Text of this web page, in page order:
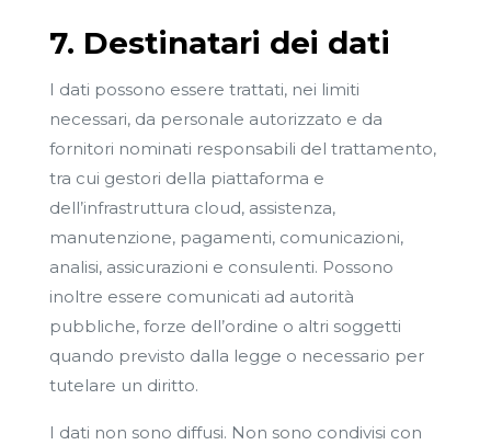
7. Destinatari dei dati
I dati possono essere trattati, nei limiti
necessari, da personale autorizzato e da
fornitori nominati responsabili del trattamento,
tra cui gestori della piattaforma e
dell’infrastruttura cloud, assistenza,
manutenzione, pagamenti, comunicazioni,
analisi, assicurazioni e consulenti. Possono
inoltre essere comunicati ad autorità
pubbliche, forze dell’ordine o altri soggetti
quando previsto dalla legge o necessario per
tutelare un diritto.
I dati non sono diffusi. Non sono condivisi con